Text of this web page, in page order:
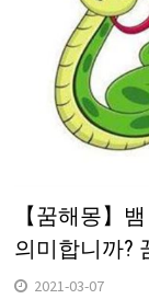
【꿈해몽】
의미합니까?
2021-03-07